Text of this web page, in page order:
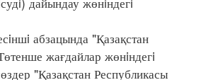
абзацында "Қазақстан
жағдайлар жөнiндегi
"Қазақстан Республикасы